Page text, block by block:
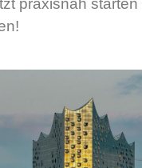
praxisnah starten